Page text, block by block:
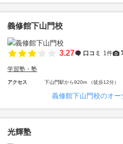
義修館下山門校
3.27 口コミ 1件
学習塾・塾
アクセス 下山門駅から920m （徒歩12分）
義修館下山門校のオー
光輝塾